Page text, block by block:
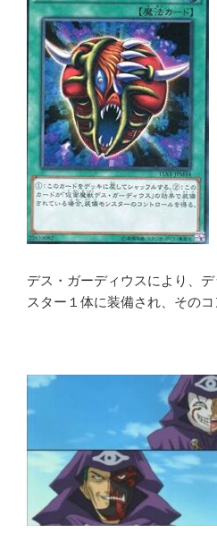
デス・ガーディウスにより、
スター１体に装備され、そのコ